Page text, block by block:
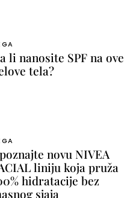
li nanosite SPF na ove
tela?
novu NIVEA
liniju koja pruža
hidratacije bez
sjaja